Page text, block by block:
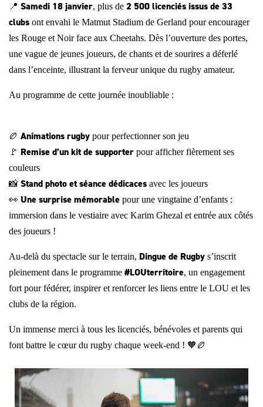
📍 Samedi 18 janvier, plus de 2 500 licenciés issus de 33
clubs ont envahi le Matmut Stadium de Gerland pour encourager
les Rouge et Noir face aux Cheetahs. Dès l’ouverture des portes,
une vague de jeunes joueurs, de chants et de sourires a déferlé
dans l’enceinte, illustrant la ferveur unique du rugby amateur.
Au programme de cette journée inoubliable :
🏉 Animations rugby pour perfectionner son jeu
🚩 Remise d’un kit de supporter pour afficher fièrement ses
couleurs
📸 Stand photo et séance dédicaces avec les joueurs
👀 Une surprise mémorable pour une vingtaine d’enfants :
immersion dans le vestiaire avec Karim Ghezal et entrée aux côtés
des joueurs !
Au-delà du spectacle sur le terrain, Dingue de Rugby s’inscrit
pleinement dans le programme #LOUterritoire, un engagement
fort pour fédérer, inspirer et renforcer les liens entre le LOU et les
clubs de la région.
Un immense merci à tous les licenciés, bénévoles et parents qui
font battre le cœur du rugby chaque week-end ! 🧡🏉
Image